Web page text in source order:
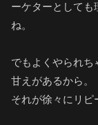
ーケターとしても
ね。
でもよくやられ
甘えがあるから
それが徐々にリピ